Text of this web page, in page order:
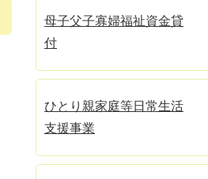
母子父子寡婦福祉資金貸
付
ひとり親家庭等日常生活
支援事業